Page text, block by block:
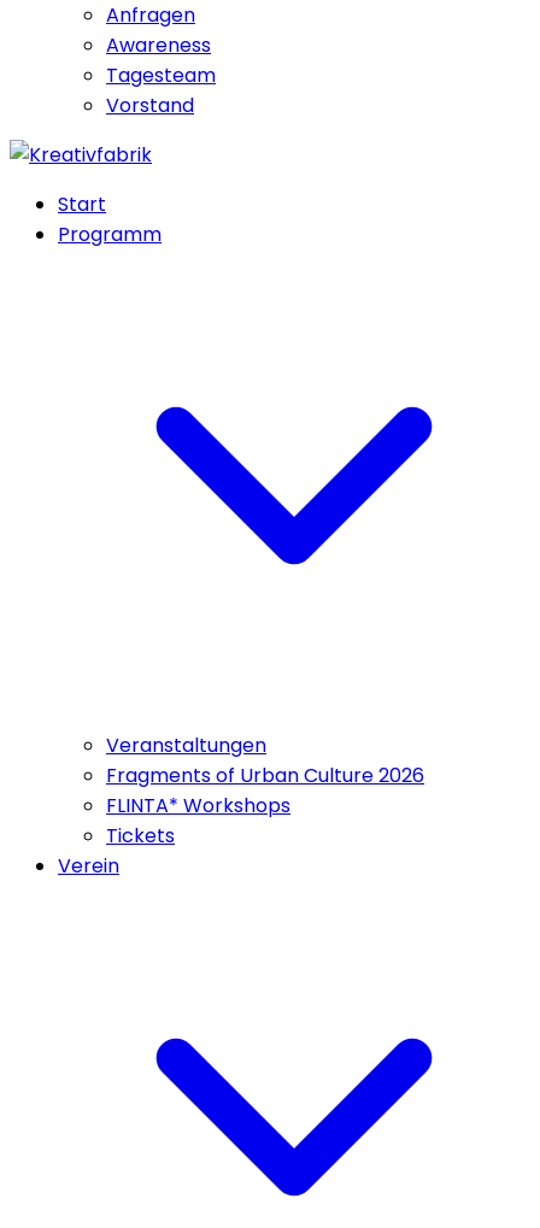
Anfragen
Awareness
Tagesteam
Vorstand
Start
Programm
Veranstaltungen
Fragments of Urban Culture 2026
FLINTA* Workshops
Tickets
Verein